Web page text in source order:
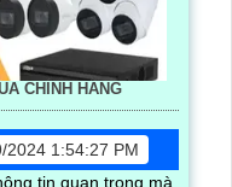
CHÍNH HÃNG
2024 1:54:27 PM
tin quan trọng mà